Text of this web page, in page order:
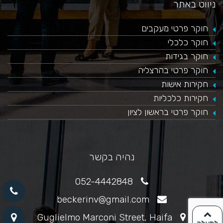
ניווט באתר
חוקר פרטי מעקבים
חוקר כלכלי
חוקר בגידות
חוקר פרטי בהרצליה
חקירות אישות
חקירות כלכליות
חוקר פרטי בראשון לציון
נהיה בקשר
052-4442848
beckerinv@gmail.com
Guglielmo Marconi Street, Haifa